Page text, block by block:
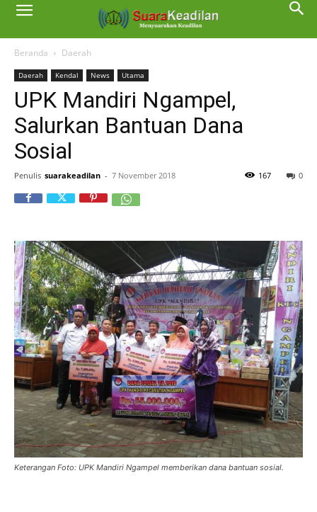
Beranda Daerah
Daerah Kendal News Utama
UPK Mandiri Ngampel,
Salurkan Bantuan Dana
Sosial
Penulis suarakeadilan - 7 November 2018 0
167
Keterangan Foto: UPK Mandiri Ngampel memberikan dana bantuan sosial.